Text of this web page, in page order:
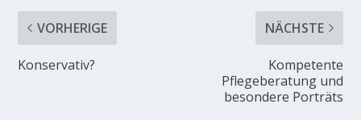
VORHERIGE
Konservativ?
NÄCHSTE
Kompetente
Pflegeberatung und
besondere Porträts